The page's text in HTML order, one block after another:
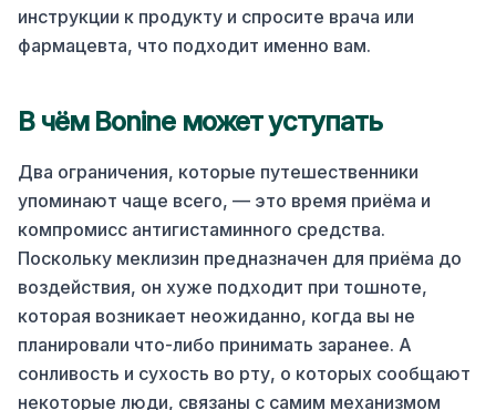
инструкции к продукту и спросите врача или
фармацевта, что подходит именно вам.
В чём Bonine может уступать
Два ограничения, которые путешественники
упоминают чаще всего, — это время приёма и
компромисс антигистаминного средства.
Поскольку меклизин предназначен для приёма до
воздействия, он хуже подходит при тошноте,
которая возникает неожиданно, когда вы не
планировали что-либо принимать заранее. А
сонливость и сухость во рту, о которых сообщают
некоторые люди, связаны с самим механизмом